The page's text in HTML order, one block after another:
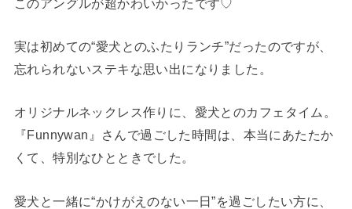
このアングルが超かわいかったです♡
実は初めての“愛犬とのふたりランチ”だったのですが、
忘れられないステキな思い出になりました。
オリジナルネックレス作りに、愛犬とのカフェタイム。
『Funnywan』さんで過ごした時間は、本当にあたたか
くて、特別なひとときでした。
愛犬と一緒に“かけがえのない一日”を過ごしたい方に、